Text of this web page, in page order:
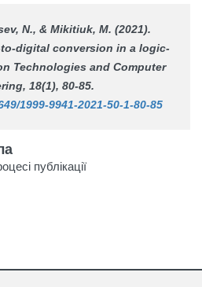
N., & Mikitiuk, M. (2021).
digital conversion in a logic-
Technologies and Computer
, 18(1), 80-85.
1999-9941-2021-50-1-80-85
публікації